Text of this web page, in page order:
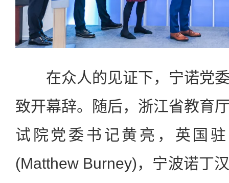
在众人的见证下，宁诺党委
致开幕辞。随后，浙江省教育
试院党委书记黄亮，英国
(Matthew Burney)，宁波诺丁